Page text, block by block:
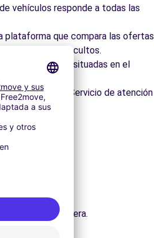
vehículos responde a todas las
plataforma que compara las ofertas
sin cargos ocultos.
idealmente situadas en el
minutos. Servicio de atención
coche.
de Llanera.